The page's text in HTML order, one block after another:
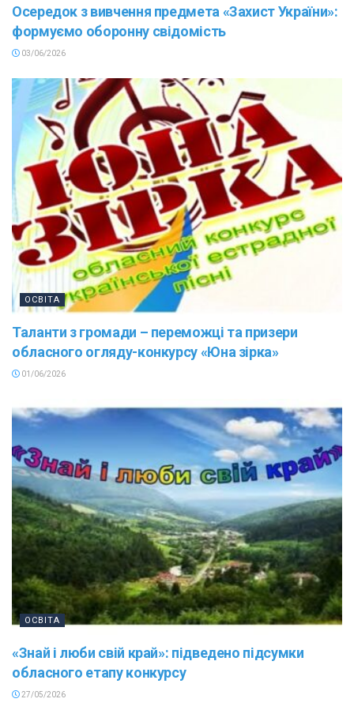
Осередок з вивчення предмета «Захист України»:
формуємо оборонну свідомість
03/06/2026
ОСВІТА
Таланти з громади – переможці та призери
обласного огляду-конкурсу «Юна зірка»
01/06/2026
ОСВІТА
«Знай і люби свій край»: підведено підсумки
обласного етапу конкурсу
27/05/2026